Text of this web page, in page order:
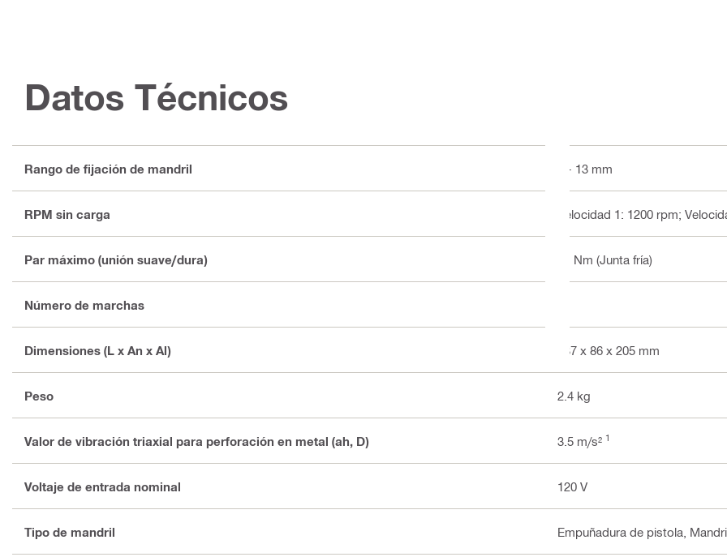
Datos Técnicos
Rango de fijación de mandril 2 - 13 mm
RPM sin carga Velocidad 1: 1200 rpm;
Par máximo (unión suave/dura) 51 Nm (Junta fría)
Número de marchas
Dimensiones (L x An x Al) 337 x 86 x 205 mm
Peso 2.4 kg
Valor de vibración triaxial para perforación en metal (ah, D) 3.5 m/s² 1
Voltaje de entrada nominal 120 V
Tipo de mandril Empuñadura de pistola,